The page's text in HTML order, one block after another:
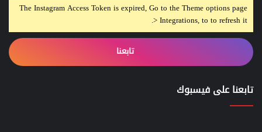
The Instagram Access Token is expired, Go to the Theme options page
> Integrations, to to refresh it.
تابعنا
تابعنا على فيسبوك